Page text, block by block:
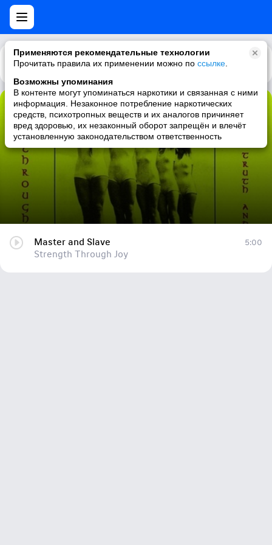
Применяются рекомендательные технологии
Прочитать правила их применении можно по ссылке
Возможны упоминания
В контенте могут упоминаться наркотики и связанная с ними
информация. Незаконное потребление наркотических
средств, психотропных веществ и их аналогов причиняет
вред здоровью, их незаконный оборот запрещён и влечёт
установленную законодательством ответственность
Каталог Рекомендации
Master and Slave
Strength Through Joy
Master and Slave
Strength Through Joy
5:00